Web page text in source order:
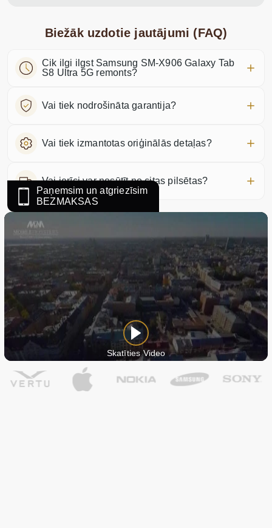
Biežāk uzdotie jautājumi (FAQ)
Cik ilgi ilgst Samsung SM-X906 Galaxy Tab
S8 Ultra 5G remonts?
Vai tiek nodrošināta garantija?
Vai tiek izmantotas oriģinālās detaļas?
Vai ierīci var nosūtīt no citas pilsētas?
Paņemsim un atgriezīsim
BEZMAKSAS
Skatīties Video